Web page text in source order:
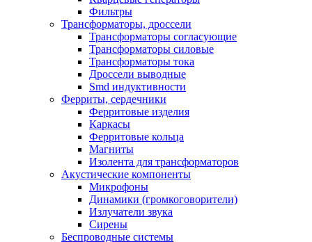
Фильтры
Трансформаторы, дроссели
Трансформаторы согласующие
Трансформаторы силовые
Трансформаторы тока
Дроссели выводные
Smd индуктивности
Ферриты, сердечники
Ферритовые изделия
Каркасы
Ферритовые кольца
Магниты
Изолента для трансформаторов
Акустические компоненты
Микрофоны
Динамики (громкоговорители)
Излучатели звука
Сирены
Беспроводные системы